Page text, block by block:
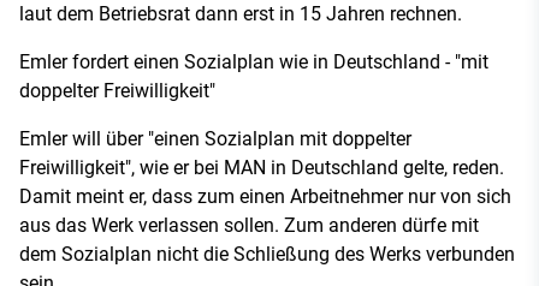
laut dem Betriebsrat dann erst in 15 Jahren rechnen.
Emler fordert einen Sozialplan wie in Deutschland - "mit
doppelter Freiwilligkeit"
Emler will über "einen Sozialplan mit doppelter
Freiwilligkeit", wie er bei MAN in Deutschland gelte, reden.
Damit meint er, dass zum einen Arbeitnehmer nur von sich
aus das Werk verlassen sollen. Zum anderen dürfe mit
dem Sozialplan nicht die Schließung des Werks verbunden